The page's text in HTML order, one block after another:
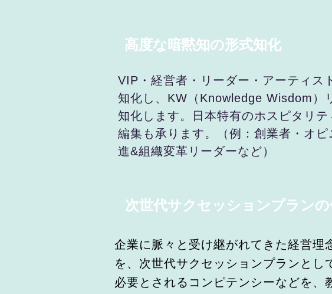
高度な暗黙知の形式知化
VIP・経営者・リーダー・アーティス
知化し、KW（Knowledge Wisdom）
知化します。日本特有のホスピタリ
編集も承ります。（例：創業者・オ
進&組織変革リーダーなど）
次世代サクセッションプラン
企業に脈々と受け継がれてきた経営理
を、次世代サクセッションプランとし
必要とされるコンピテンシーなどを、